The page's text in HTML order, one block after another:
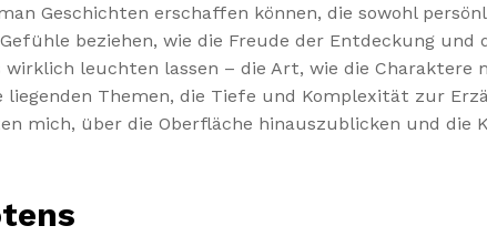
Geschichten erschaffen können, die sowohl
beziehen, wie die Freude der Entdeckung und
leuchten lassen – die Art, wie die Charaktere
Themen, die Tiefe und Komplexität zur
mich, über die Oberfläche hinauszublicken und die